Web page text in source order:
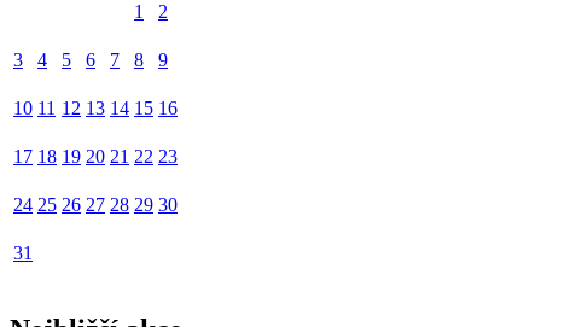
1
2
3 4 5 6 7 8 9
10 11 12 13 14 15 16
17 18 19 20 21 22 23
24 25 26 27 28 29 30
31